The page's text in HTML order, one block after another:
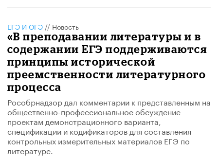
ЕГЭ И ОГЭ // Новость
«В преподавании литературы и в
содержании ЕГЭ поддерживаются
принципы исторической
преемственности литературного
процесса
Рособрнадзор дал комментарии к представленным на
общественно-профессиональное обсуждение
проектам демонстрационного варианта,
спецификации и кодификаторов для составления
контрольных измерительных материалов ЕГЭ по
литературе.